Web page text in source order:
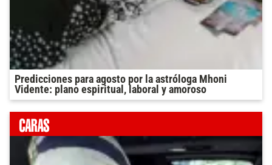
Predicciones para agosto por la astróloga Mhoni
Vidente: plano espiritual, laboral y amoroso